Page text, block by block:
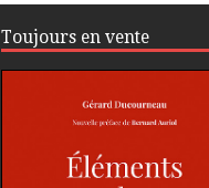
Toujours en vente